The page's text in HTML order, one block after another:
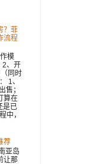
？菲
流程
模
2、开
同时
1、
售；
算在
是已
中，
荐
亚岛
让那